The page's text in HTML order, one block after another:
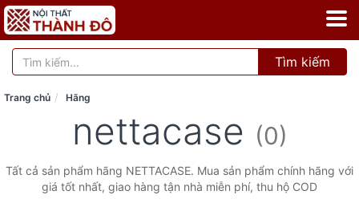
Tìm kiếm
Trang chủ Hãng
nettacase (0)
Tất cả sản phẩm hãng NETTACASE. Mua sản phẩm chính hãng với
giá tốt nhất, giao hàng tận nhà miễn phí, thu hộ COD